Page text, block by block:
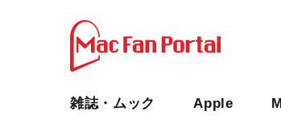
雑誌・ムック Apple